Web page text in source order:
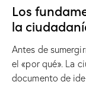
Los
la
Antes de
el «por qué». La
documento de